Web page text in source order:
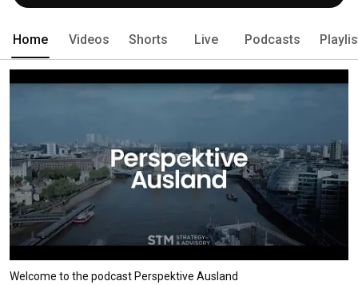
Home Videos Shorts Live Podcasts
Welcome to the podcast Perspektive Ausland